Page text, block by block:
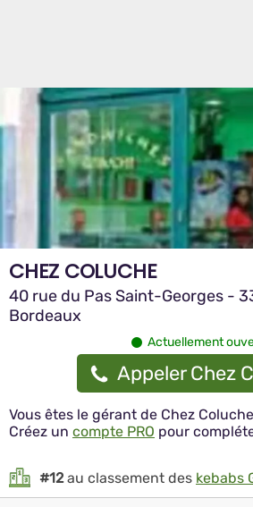
CHEZ COLUCHE
40 rue du Pas Saint-Georges -
Bordeaux
Actuellement
Appeler Chez
Vous êtes le gérant de Chez
Créez un compte PRO pour
#12au classement des kebabs